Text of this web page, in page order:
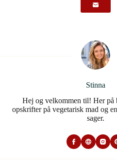
Stinna
Hej og velkommen til! Her på
opskrifter på vegetarisk mad og
sager.